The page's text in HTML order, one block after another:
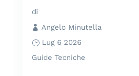
di
Angelo Minutella
Lug 6 2026
Guide Tecniche